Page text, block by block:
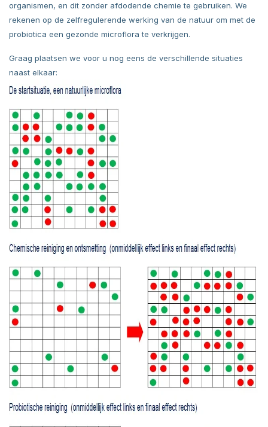
organismen, en dit zonder afdodende chemie te gebruiken. We
rekenen op de zelfregulerende werking van de natuur om met de
probiotica een gezonde microflora te verkrijgen.
Graag plaatsen we voor u nog eens de verschillende situaties
naast elkaar: